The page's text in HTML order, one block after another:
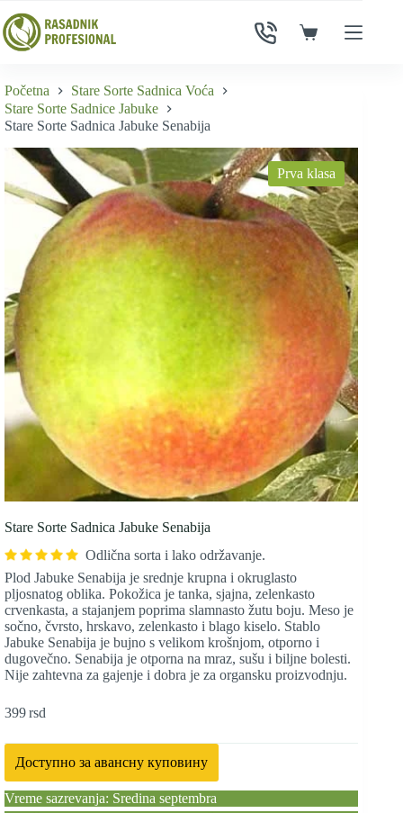
to
content
Shopping
Početna
Stare Sorte Sadnica Voća
Stare Sorte Sadnice Jabuke
Stare Sorte Sadnica Jabuke Senabija
Prva klasa
Stare Sorte Sadnica Jabuke Senabija
Odlična sorta i lako održavanje.
Plod Jabuke Senabija je srednje krupna i okruglasto
pljosnatog oblika. Pokožica je tanka, sjajna, zelenkasto
crvenkasta, a stajanjem poprima slamnasto žutu boju. Meso je
sočno, čvrsto, hrskavo, zelenkasto i blago kiselo. Stablo
Jabuke Senabija je bujno s velikom krošnjom, otporno i
dugovečno. Senabija je otporna na mraz, sušu i biljne bolesti.
Nije zahtevna za gajenje i dobra je za organsku proizvodnju.
399rsd
Доступно за авансну куповину
Vreme sazrevanja: Sredina septembra